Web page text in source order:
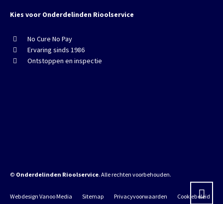
Kies voor Onderdelinden Rioolservice
No Cure No Pay
Ervaring sinds 1986
Ontstoppen en inspectie
© Onderdelinden Rioolservice. Alle rechten voorbehouden.
Webdesign Vanoo Media Sitemap Privacyvoorwaarden Cookiebeleid